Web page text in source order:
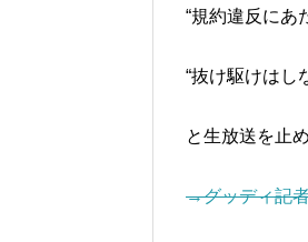
“規約違反にあ
“抜け駆けはし
と生放送を止
→グッディ記